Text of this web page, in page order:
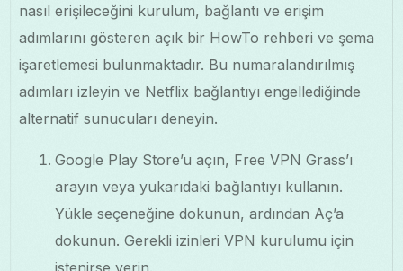
nasıl erişileceğini kurulum, bağlantı ve erişim
adımlarını gösteren açık bir HowTo rehberi ve şema
işaretlemesi bulunmaktadır. Bu numaralandırılmış
adımları izleyin ve Netflix bağlantıyı engellediğinde
alternatif sunucuları deneyin.
Google Play Store’u açın, Free VPN Grass’ı
arayın veya yukarıdaki bağlantıyı kullanın.
Yükle seçeneğine dokunun, ardından Aç’a
dokunun. Gerekli izinleri VPN kurulumu için
istenirse verin.